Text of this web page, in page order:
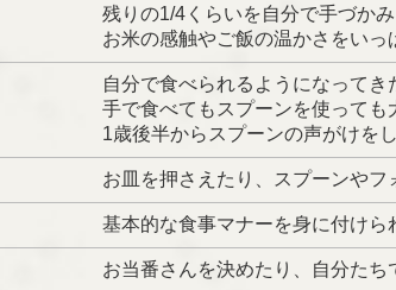
残りの1/4くらいを自分で手づか
お米の感触やご飯の温かさをい
自分で食べられるようになって
手で食べてもスプーンを使っても
1歳後半からスプーンの声がけを
お皿を押さえたり、スプーンや
基本的な食事マナーを身に付け
お当番さんを決めたり、自分たち